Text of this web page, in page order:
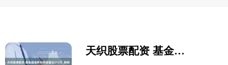
天织股票配资 基金超话昨日阅读量达215万_新鲜事_的任务_数据